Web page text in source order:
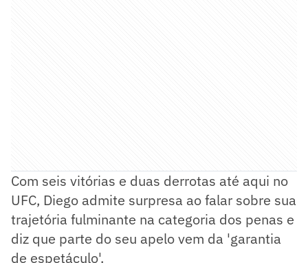
Com seis vitórias e duas derrotas até aqui no
UFC, Diego admite surpresa ao falar sobre sua
trajetória fulminante na categoria dos penas e
diz que parte do seu apelo vem da 'garantia
de espetáculo'.